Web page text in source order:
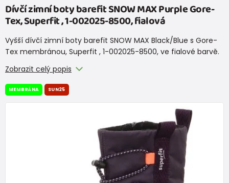
Dívčí zimní boty barefit SNOW MAX Purple Gore-
Tex, Superfit , 1-002025-8500, fialová
Vyšší dívčí zimní boty barefit SNOW MAX Black/Blue s Gore-
Tex membránou, Superfit , 1-002025-8500, ve fialové barvě.
Zobrazit celý popis
MEMBRÁNA SUN25